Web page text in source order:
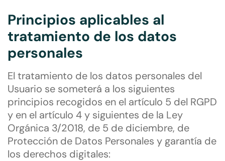
Principios aplicables al
tratamiento de los datos
personales
El tratamiento de los datos personales del
Usuario se someterá a los siguientes
principios recogidos en el artículo 5 del RGPD
y en el artículo 4 y siguientes de la Ley
Orgánica 3/2018, de 5 de diciembre, de
Protección de Datos Personales y garantía de
los derechos digitales: